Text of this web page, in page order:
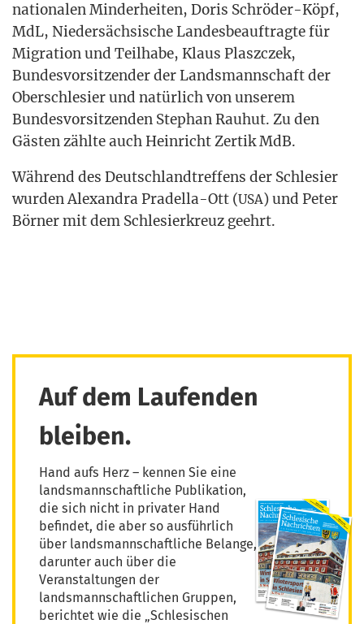
natio­na­len Min­der­hei­ten, Doris Schrö­der-Köpf,
MdL, Nie­der­säch­si­sche Lan­des­be­auf­trag­te für
Migra­ti­on und Teil­ha­be, Klaus Plaszc­zek,
Bun­des­vor­sit­zen­der der Lands­mann­schaft der
Ober­schle­si­er und natür­lich von unse­rem
Bun­des­vor­sit­zen­den Ste­phan Rau­hut. Zu den
Gäs­ten zähl­te auch Hein­richt Zer­tik MdB.
Wäh­rend des Deutsch­land­tref­fens der Schle­si­er
wur­den Alex­an­dra Pra­del­la-Ott (USA) und Peter
Bör­ner mit dem Schle­si­er­kreuz geehrt.
Auf dem Laufenden
bleiben.
Hand aufs Herz – kennen Sie eine
landsmannschaftliche Publikation,
die sich nicht in privater Hand
befindet, die aber so ausführlich
über landsmannschaftliche Belange,
darunter auch über die
Veranstaltungen der
landsmannschaftlichen Gruppen,
berichtet wie die „Schlesischen